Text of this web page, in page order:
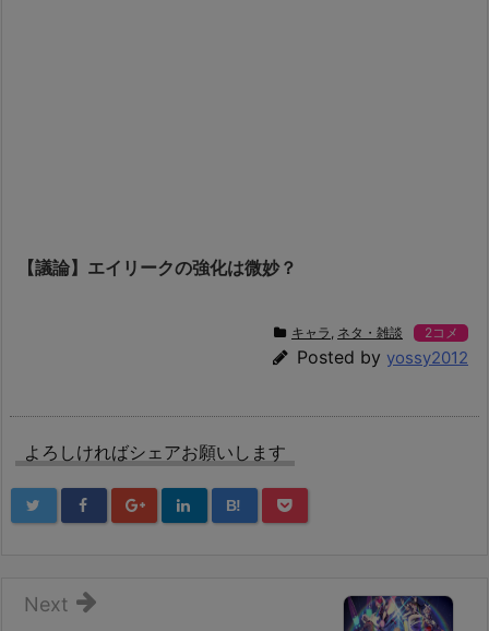
【議論】エイリークの強化は微妙？
キャラ , ネタ・雑談 2コメ
Posted by yossy2012
よろしければシェアお願いします
B!
Next